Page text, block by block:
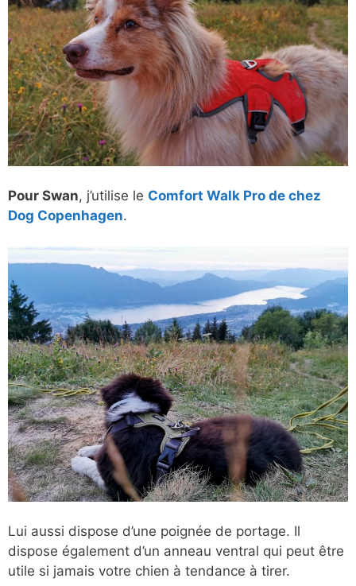
Pour Swan, j’utilise le Comfort Walk Pro de chez
Dog Copenhagen.
Lui aussi dispose d’une poignée de portage. Il
dispose également d’un anneau ventral qui peut être
utile si jamais votre chien à tendance à tirer.